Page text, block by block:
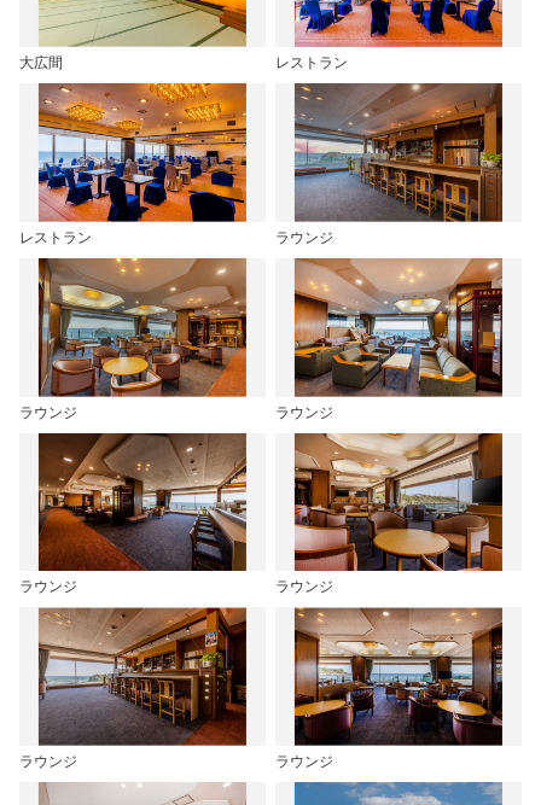
大広間 レストラン
レストラン ラウンジ
ラウンジ ラウンジ
ラウンジ ラウンジ
ラウンジ ラウンジ